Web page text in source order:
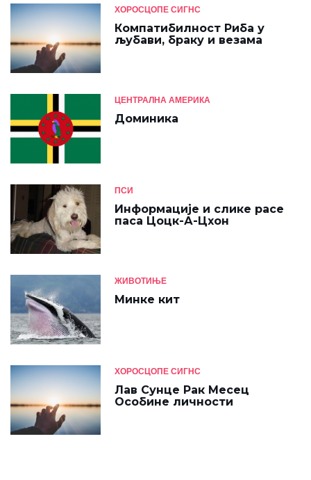
ХОРОСЦОПЕ СИГНС
Компатибилност Риба у
љубави, браку и везама
ЦЕНТРАЛНА АМЕРИКА
Доминика
ПСИ
Информације и слике расе
паса Цоцк-А-Цхон
ЖИВОТИЊЕ
Минке кит
ХОРОСЦОПЕ СИГНС
Лав Сунце Рак Месец
Особине личности